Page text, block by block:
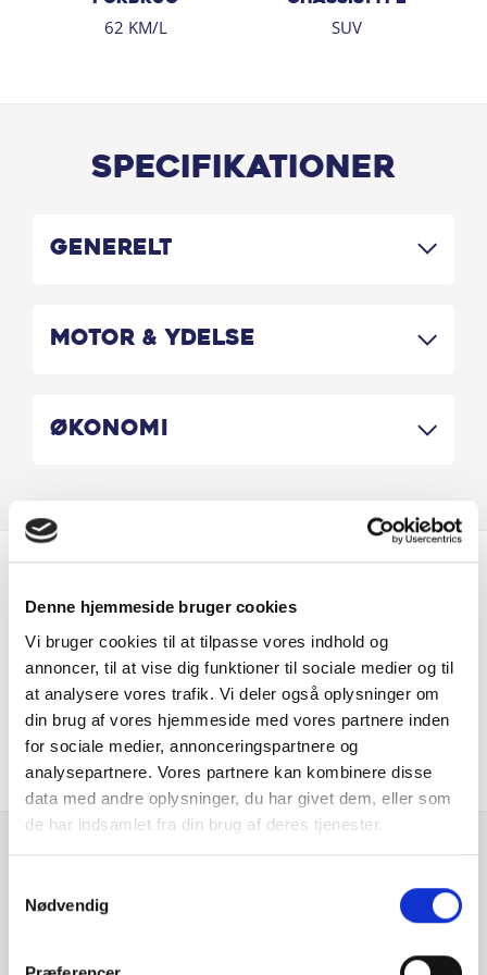
Denne hjemmeside bruger cookies
Vi bruger cookies til at tilpasse vores indhold og
annoncer, til at vise dig funktioner til sociale medier og til
at analysere vores trafik. Vi deler også oplysninger om
din brug af vores hjemmeside med vores partnere inden
for sociale medier, annonceringspartnere og
analysepartnere. Vores partnere kan kombinere disse
data med andre oplysninger, du har givet dem, eller som
de har indsamlet fra din brug af deres tjenester.
Nødvendig
- OTA softwareopdateringer
62 KM/L SUV
Specifikationer
Generelt
Motor & Ydelse
Økonomi
Er du interesseret i
denne bil?
KONTAKT FORHANDLER